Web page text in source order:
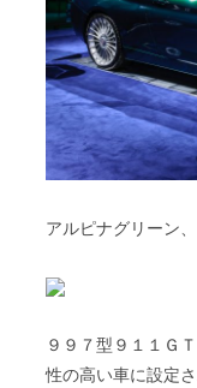
アルピナグリーン、
９９７型９１１Ｇ
性の高い車に設定